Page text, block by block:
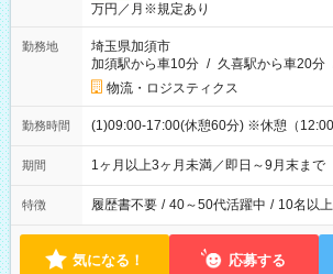
万円／月※規定あり
勤務地
埼玉県加須市
加須駅から車10分 / 久喜駅から車20分
物流・ロジスティクス
勤務時間 (1)09:00-17:00(休憩60分) ※休憩（
期間 1ヶ月以上3ヶ月未満／即日～9月末まで
特徴 履歴書不要 / 40～50代活躍中 / 10名以
気になる！ 応募する